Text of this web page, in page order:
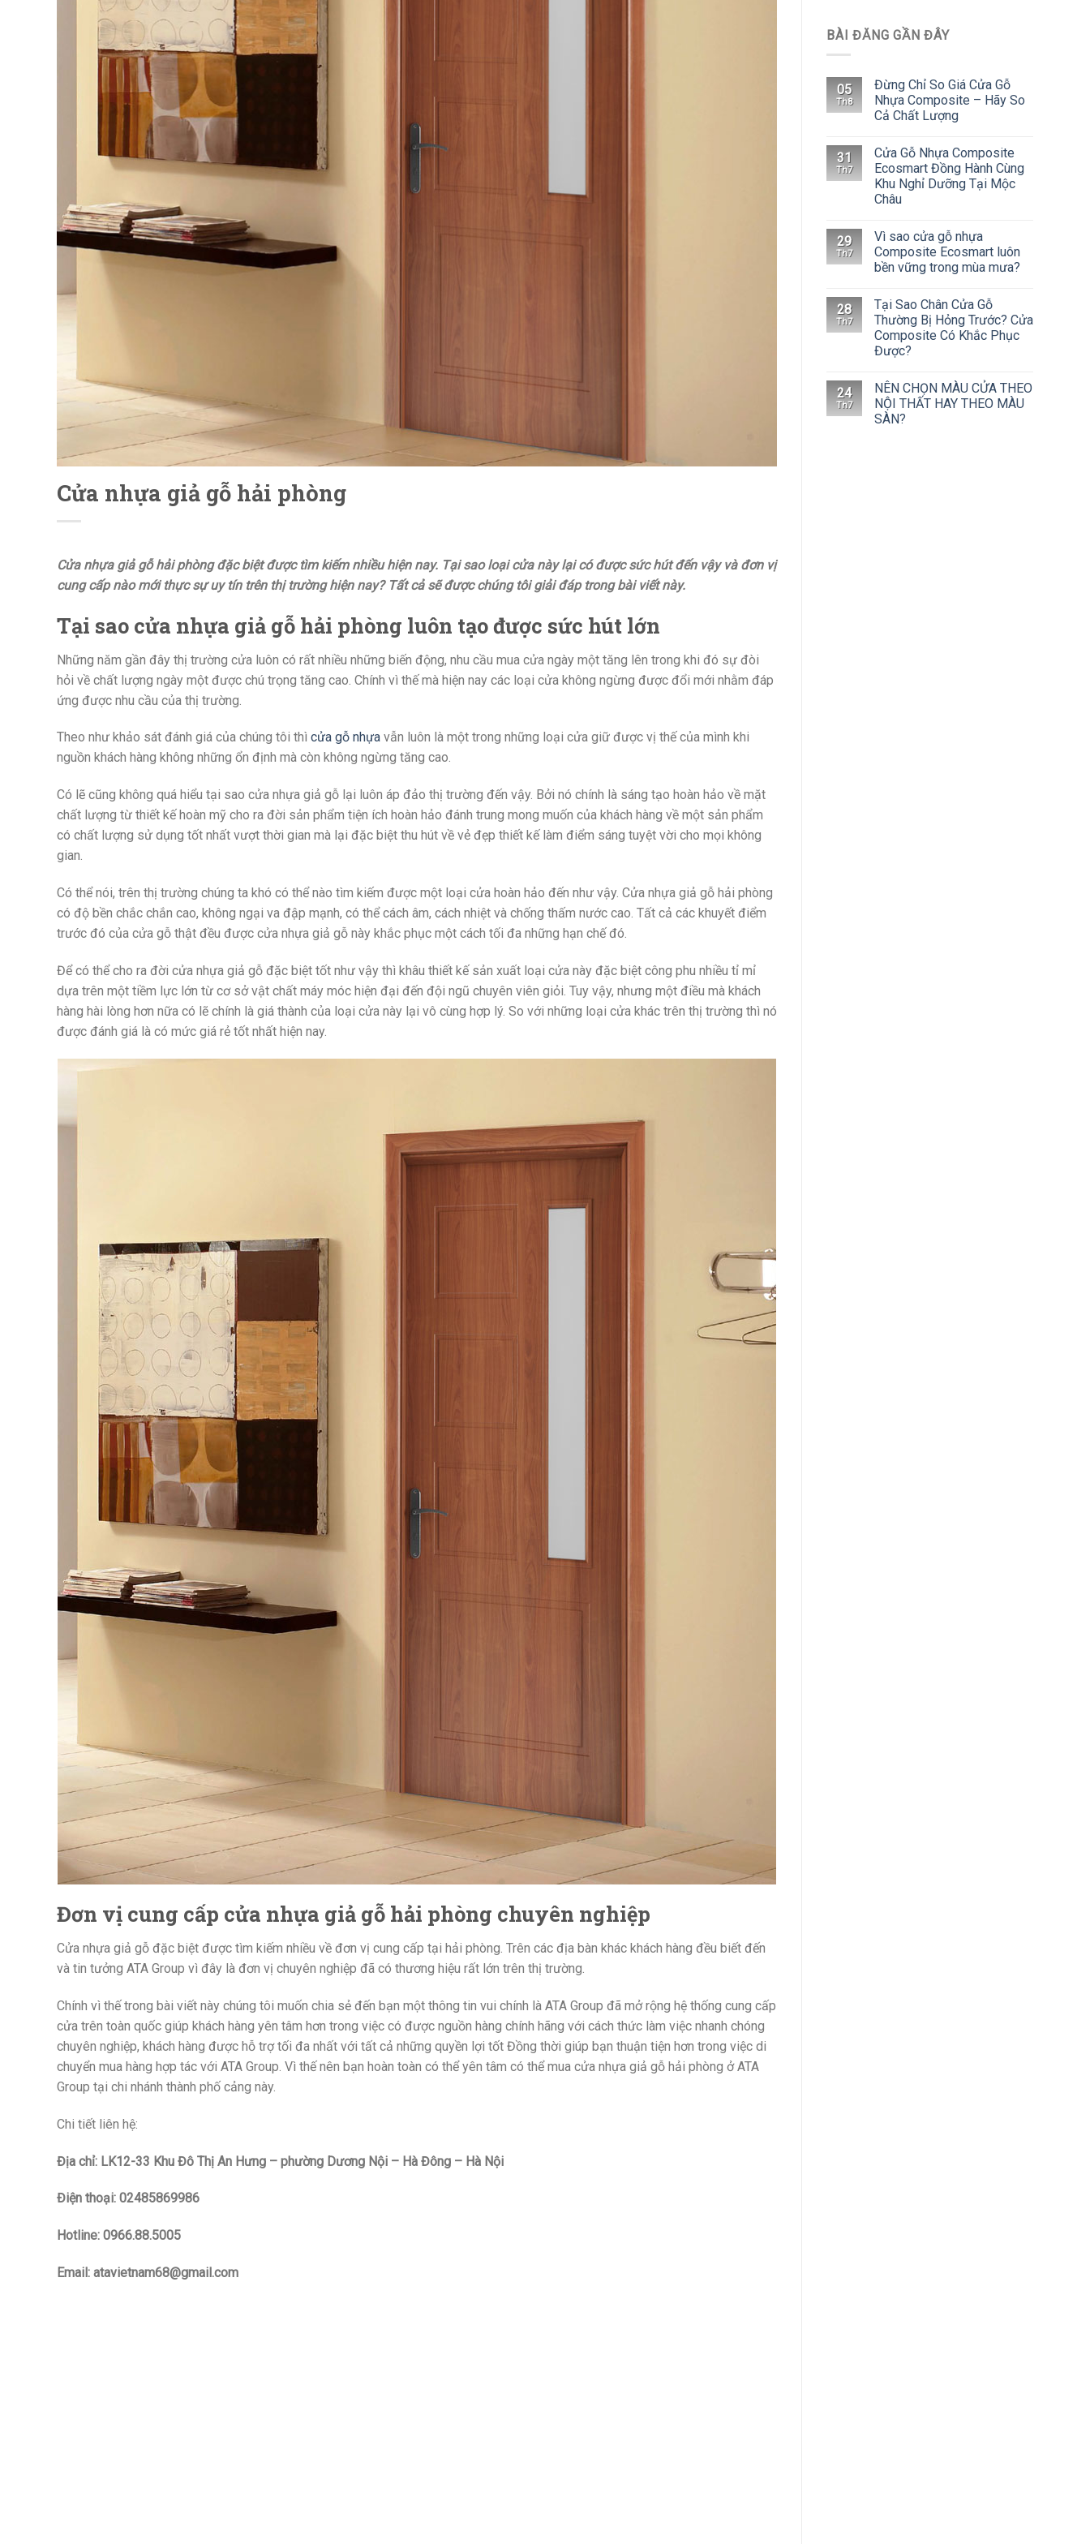
Cửa nhựa giả gỗ hải phòng
Cửa nhựa giả gỗ hải phòng đặc biệt được tìm kiếm nhiều hiện nay. Tại sao loại cửa này lại có được sức hút đến vậy và đơn vị
cung cấp nào mới thực sự uy tín trên thị trường hiện nay? Tất cả sẽ được chúng tôi giải đáp trong bài viết này.
Tại sao cửa nhựa giả gỗ hải phòng luôn tạo được sức hút lớn
Những năm gần đây thị trường cửa luôn có rất nhiều những biến động, nhu cầu mua cửa ngày một tăng lên trong khi đó sự đòi
hỏi về chất lượng ngày một được chú trọng tăng cao. Chính vì thế mà hiện nay các loại cửa không ngừng được đổi mới nhằm đáp
ứng được nhu cầu của thị trường.
Theo như khảo sát đánh giá của chúng tôi thì cửa gỗ nhựa vẫn luôn là một trong những loại cửa giữ được vị thế của mình khi
nguồn khách hàng không những ổn định mà còn không ngừng tăng cao.
Có lẽ cũng không quá hiểu tại sao cửa nhựa giả gỗ lại luôn áp đảo thị trường đến vậy. Bởi nó chính là sáng tạo hoàn hảo về mặt
chất lượng từ thiết kế hoàn mỹ cho ra đời sản phẩm tiện ích hoàn hảo đánh trung mong muốn của khách hàng về một sản phẩm
có chất lượng sử dụng tốt nhất vượt thời gian mà lại đặc biệt thu hút về vẻ đẹp thiết kế làm điểm sáng tuyệt vời cho mọi không
gian.
Có thể nói, trên thị trường chúng ta khó có thể nào tìm kiếm được một loại cửa hoàn hảo đến như vậy. Cửa nhựa giả gỗ hải phòng
có độ bền chắc chắn cao, không ngại va đập mạnh, có thể cách âm, cách nhiệt và chống thấm nước cao. Tất cả các khuyết điểm
trước đó của cửa gỗ thật đều được cửa nhựa giả gỗ này khắc phục một cách tối đa những hạn chế đó.
Để có thể cho ra đời cửa nhựa giả gỗ đặc biệt tốt như vậy thì khâu thiết kế sản xuất loại cửa này đặc biệt công phu nhiều tỉ mỉ
dựa trên một tiềm lực lớn từ cơ sở vật chất máy móc hiện đại đến đội ngũ chuyên viên giỏi. Tuy vậy, nhưng một điều mà khách
hàng hài lòng hơn nữa có lẽ chính là giá thành của loại cửa này lại vô cùng hợp lý. So với những loại cửa khác trên thị trường thì nó
được đánh giá là có mức giá rẻ tốt nhất hiện nay.
Đơn vị cung cấp cửa nhựa giả gỗ hải phòng chuyên nghiệp
Cửa nhựa giả gỗ đặc biệt được tìm kiếm nhiều về đơn vị cung cấp tại hải phòng. Trên các địa bàn khác khách hàng đều biết đến
và tin tưởng ATA Group vì đây là đơn vị chuyên nghiệp đã có thương hiệu rất lớn trên thị trường.
Chính vì thế trong bài viết này chúng tôi muốn chia sẻ đến bạn một thông tin vui chính là ATA Group đã mở rộng hệ thống cung cấp
cửa trên toàn quốc giúp khách hàng yên tâm hơn trong việc có được nguồn hàng chính hãng với cách thức làm việc nhanh chóng
chuyên nghiệp, khách hàng được hỗ trợ tối đa nhất với tất cả những quyền lợi tốt Đồng thời giúp bạn thuận tiện hơn trong việc di
chuyển mua hàng hợp tác với ATA Group. Vì thế nên bạn hoàn toàn có thể yên tâm có thể mua cửa nhựa giả gỗ hải phòng ở ATA
Group tại chi nhánh thành phố cảng này.
Chi tiết liên hệ:
Địa chỉ: LK12-33 Khu Đô Thị An Hưng – phường Dương Nội – Hà Đông – Hà Nội
Điện thoại: 02485869986
Hotline: 0966.88.5005
Email: atavietnam68@gmail.com
BÀI ĐĂNG GẦN ĐÂY
05
Th8
Đừng Chỉ So Giá Cửa Gỗ
Nhựa Composite – Hãy So
Cả Chất Lượng
31
Th7
Cửa Gỗ Nhựa Composite
Ecosmart Đồng Hành Cùng
Khu Nghỉ Dưỡng Tại Mộc
Châu
29
Th7
Vì sao cửa gỗ nhựa
Composite Ecosmart luôn
bền vững trong mùa mưa?
28
Th7
Tại Sao Chân Cửa Gỗ
Thường Bị Hỏng Trước? Cửa
Composite Có Khắc Phục
Được?
24
Th7
NÊN CHỌN MÀU CỬA THEO
NỘI THẤT HAY THEO MÀU
SÀN?